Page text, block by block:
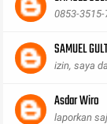
0853-3515-
SAMUEL
izin, saya
Asdar Wiro
laporkan